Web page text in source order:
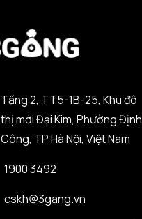
Tầng 2, TT5-1B-25, Khu đô
thị mới Đại Kim, Phường Định
Công, TP Hà Nội, Việt Nam
1900 3492
cskh@3gang.vn